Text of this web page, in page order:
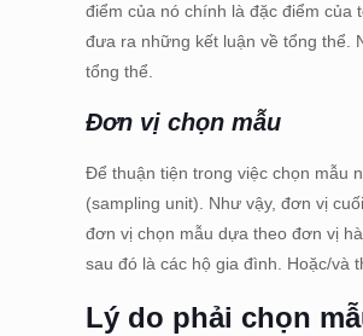
điểm của nó chính là đặc điểm
đưa ra những kết luận về tổng thể.
tổng thể.
Đơn vị chọn mẫu
Để thuận tiện trong việc chọn mẫu
(sampling unit). Như vậy, đơn vị
đơn vị chọn mẫu dựa theo đơn vị
sau đó là các hộ gia đình. Hoặc/và
Lý do phải chọn